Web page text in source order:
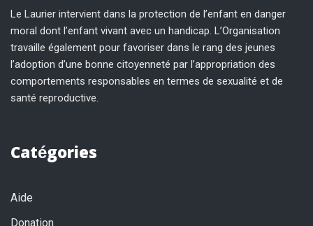
Le Laurier intervient dans la protection de l’enfant en danger
moral dont l’enfant vivant avec un handicap. L’Organisation
travaille également pour favoriser dans le rang des jeunes
l’adoption d’une bonne citoyenneté par l’appropriation des
comportements responsables en termes de sexualité et de
santé reproductive.
Catégories
Aide
Donation